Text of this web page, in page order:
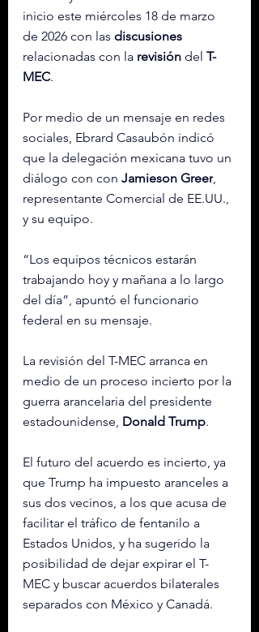
inicio este miércoles 18 de marzo
de 2026 con las discusiones
relacionadas con la revisión del T-
MEC.
Por medio de un mensaje en redes
sociales, Ebrard Casaubón indicó
que la delegación mexicana tuvo un
diálogo con con Jamieson Greer,
representante Comercial de EE.UU.,
y su equipo.
“Los equipos técnicos estarán
trabajando hoy y mañana a lo largo
del día”, apuntó el funcionario
federal en su mensaje.
La revisión del T-MEC arranca en
medio de un proceso incierto por la
guerra arancelaria del presidente
estadounidense, Donald Trump.
El futuro del acuerdo es incierto, ya
que Trump ha impuesto aranceles a
sus dos vecinos, a los que acusa de
facilitar el tráfico de fentanilo a
Estados Unidos, y ha sugerido la
posibilidad de dejar expirar el T-
MEC y buscar acuerdos bilaterales
separados con México y Canadá.